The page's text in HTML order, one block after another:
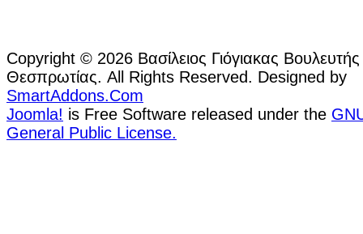
Copyright © 2026 Βασίλειος Γιόγιακας
Θεσπρωτίας. All Rights Reserved. Designed by
SmartAddons.Com
Joomla! is Free Software released under the
General Public License.